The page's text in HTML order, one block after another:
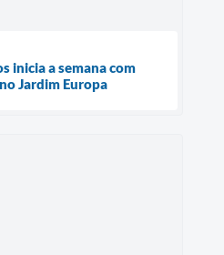
inicia a semana com
Jardim Europa